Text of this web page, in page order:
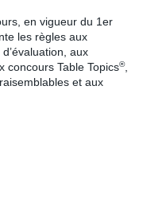
en vigueur du 1er
les règles aux
aux
concours Table Topics®,
et aux